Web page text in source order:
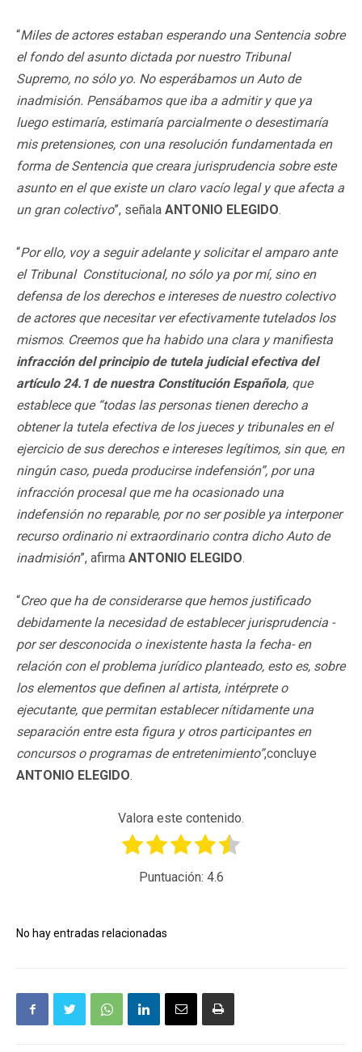
“Miles de actores estaban esperando una Sentencia sobre
el fondo del asunto dictada por nuestro Tribunal
Supremo, no sólo yo. No esperábamos un Auto de
inadmisión. Pensábamos que iba a admitir y que ya
luego estimaría, estimaría parcialmente o desestimaría
mis pretensiones, con una resolución fundamentada en
forma de Sentencia que creara jurisprudencia sobre este
asunto en el que existe un claro vacío legal y que afecta a
un gran colectivo”, señala ANTONIO ELEGIDO.
“Por ello, voy a seguir adelante y solicitar el amparo ante
el Tribunal Constitucional, no sólo ya por mí, sino en
defensa de los derechos e intereses de nuestro colectivo
de actores que necesitar ver efectivamente tutelados los
mismos. Creemos que ha habido una clara y manifiesta
infracción del principio de tutela judicial efectiva del
artículo 24.1 de nuestra Constitución Española, que
establece que “todas las personas tienen derecho a
obtener la tutela efectiva de los jueces y tribunales en el
ejercicio de sus derechos e intereses legítimos, sin que, en
ningún caso, pueda producirse indefensión”, por una
infracción procesal que me ha ocasionado una
indefensión no reparable, por no ser posible ya interponer
recurso ordinario ni extraordinario contra dicho Auto de
inadmisión”, afirma ANTONIO ELEGIDO.
“Creo que ha de considerarse que hemos justificado
debidamente la necesidad de establecer jurisprudencia -
por ser desconocida o inexistente hasta la fecha- en
relación con el problema jurídico planteado, esto es, sobre
los elementos que definen al artista, intérprete o
ejecutante, que permitan establecer nítidamente una
separación entre esta figura y otros participantes en
concursos o programas de entretenimiento”,concluye
ANTONIO ELEGIDO.
Valora este contenido.
Puntuación: 4.6
No hay entradas relacionadas